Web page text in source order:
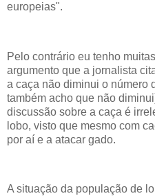
europeias".
Pelo contrário eu tenho
argumento que a jornalista
a caça não diminui o número
também acho que não
discussão sobre a caça é
lobo, visto que mesmo com
por aí e a atacar gado.
A situação da população de